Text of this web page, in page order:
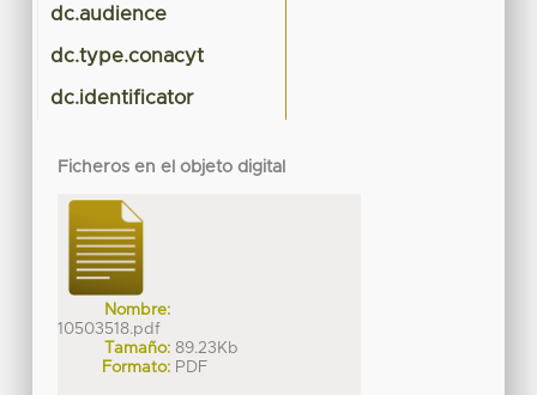
dc.audience
dc.type.conacyt
dc.identificator
Ficheros en el objeto digital
Nombre:
10503518.pdf
Tamaño: 89.23Kb
Formato: PDF